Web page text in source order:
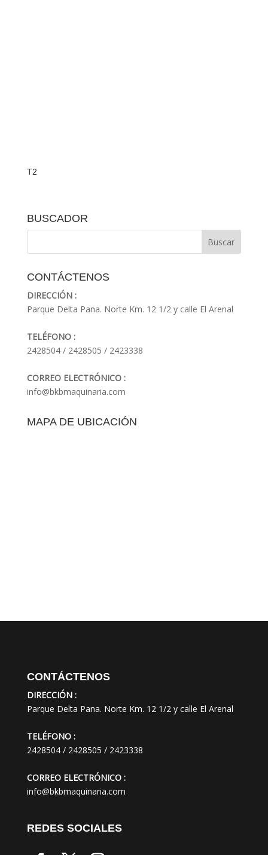
T2
BUSCADOR
CONTÁCTENOS
DIRECCIÓN :
Parque Delta Pana. Norte Km. 12 1/2 y calle El Arenal
TELÉFONO :
2428504 / 2428505 / 2423338
CORREO ELECTRÓNICO :
info@bkbmaquinaria.com
MAPA DE UBICACIÓN
CONTÁCTENOS
DIRECCIÓN :
Parque Delta Pana. Norte Km. 12 1/2 y calle El Arenal
TELÉFONO :
2428504 / 2428505 / 2423338
CORREO ELECTRÓNICO :
info@bkbmaquinaria.com
REDES SOCIALES